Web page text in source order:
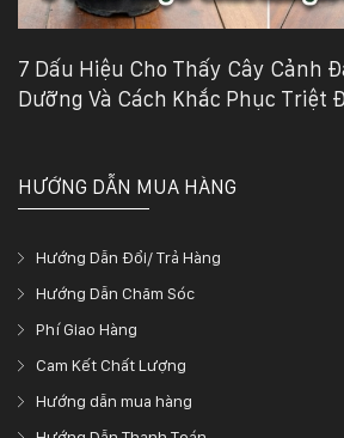
7 Dấu Hiệu Cho Thấy Cây Cảnh
Dưỡng Và Cách Khắc Phục Triệt
HƯỚNG DẪN MUA HÀNG
Hướng Dẫn Đổi/ Trả Hàng
Hướng Dẫn Chăm Sóc
Phí Giao Hàng
Cam Kết Chất Lượng
Hướng dẫn mua hàng